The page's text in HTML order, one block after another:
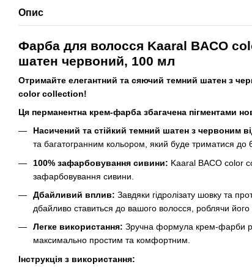
Опис
Фарба для волосся Kaaral BACO
шатен червоний, 100 мл
Отримайте елегантний та сяючий темний шатен з
color collection!
Ця перманентна крем-фарба збагачена пігментами
Насичений та стійкий темний шатен з червоним
та багатогранним кольором, який буде триматися до
100% зафарбовування сивини: Kaaral BACO color
зафарбовування сивини.
Дбайливий вплив: Завдяки гідролізату шовку та
дбайливо ставиться до вашого волосся, роблячи
Легке використання: Зручна формула крем-фарби
максимально простим та комфортним.
Інструкція з використання: